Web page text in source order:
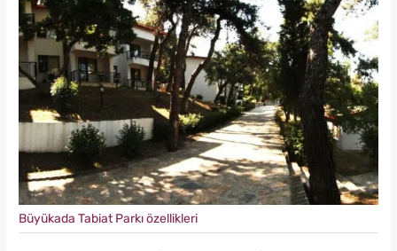
Büyükada Tabiat Parkı özellikleri